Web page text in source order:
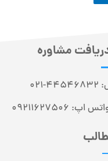
مشاوره
09211627506